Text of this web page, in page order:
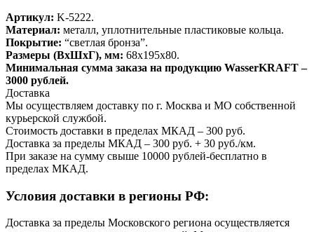
Артикул: K-5222.
Материал: металл, уплотнительные пластиковые кольца.
Покрытие: “светлая бронза”.
Размеры (ВхШхГ), мм: 68х195х80.
Минимальная сумма заказа на продукцию WasserKRAFT –
3000 рублей.
Доставка
Мы осуществляем доставку по г. Москва и МО собственной
курьерской службой.
Стоимость доставки в пределах МКАД – 300 руб.
Доставка за пределы МКАД – 300 руб. + 30 руб./км.
При заказе на сумму свыше 10000 рублей-бесплатно в
пределах МКАД.
Условия доставки в регионы РФ:
Доставка за пределы Московского региона осуществляется